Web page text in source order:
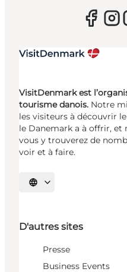
VisitDenmark est
tourisme danois. Notre
les visiteurs à découvrir
le Danemark a à offrir, et
vous y trouverez de
voir et à faire.
Choisissez la langue
D'autres sites
Presse
Business Events